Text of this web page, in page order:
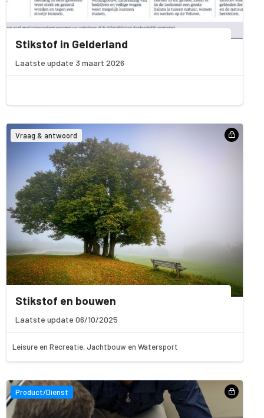
Stikstof in Gelderland
Laatste update 3 maart 2026
Vraag & antwoord
Stikstof en bouwen
Laatste update 06/10/2025
Leisure en Recreatie, Jachtbouw en Watersport
Product/Dienst